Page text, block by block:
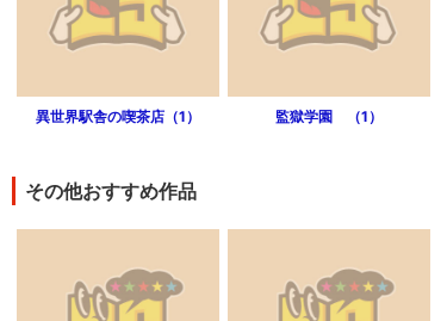
異世界駅舎の喫茶店（1） 監獄学園 （1）
その他おすすめ作品